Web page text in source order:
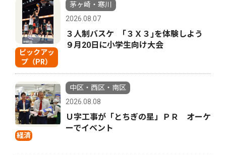
ピックアッ
プ（PR）
茅ヶ崎・寒川
2026.08.07
３人制バスケ ｢３Ｘ３｣を体験しよう
９月20日に小学生向け大会
経済
中区・西区・南区
2026.08.08
Ｕ字工事が「とちぎの星」ＰＲ オーケ
ーでイベント